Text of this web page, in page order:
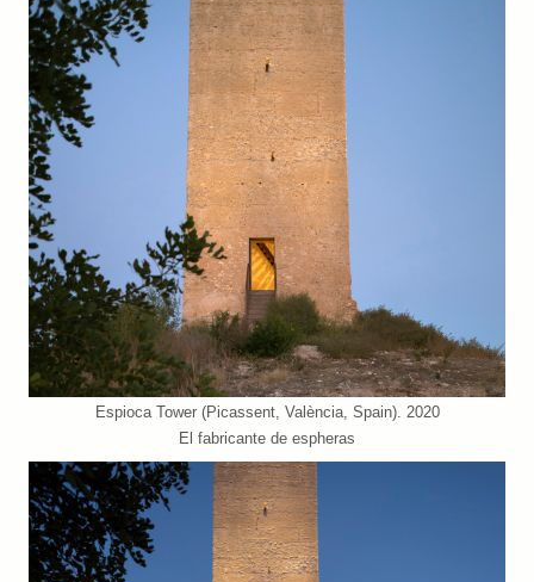
Espioca Tower (Picassent, València, Spain). 2020
El fabricante de espheras